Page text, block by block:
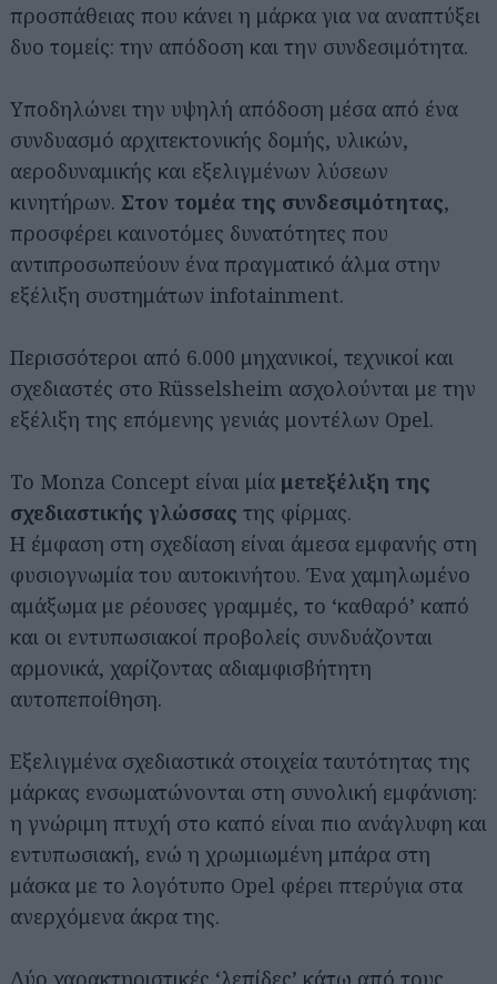
προσπάθειας που κάνει η μάρκα για να αναπτύξει
δυο τομείς: την απόδοση και την συνδεσιμότητα.
Υποδηλώνει την υψηλή απόδοση μέσα από ένα
συνδυασμό αρχιτεκτονικής δομής, υλικών,
αεροδυναμικής και εξελιγμένων λύσεων
κινητήρων. Στον τομέα της συνδεσιμότητας,
προσφέρει καινοτόμες δυνατότητες που
αντιπροσωπεύουν ένα πραγματικό άλμα στην
εξέλιξη συστημάτων infotainment.
Περισσότεροι από 6.000 μηχανικοί, τεχνικοί και
σχεδιαστές στο Rüsselsheim ασχολούνται με την
εξέλιξη της επόμενης γενιάς μοντέλων Opel.
Το Monza Concept είναι μία μετεξέλιξη της
σχεδιαστικής γλώσσας της φίρμας.
Η έμφαση στη σχεδίαση είναι άμεσα εμφανής στη
φυσιογνωμία του αυτοκινήτου. Ένα χαμηλωμένο
αμάξωμα με ρέουσες γραμμές, το ‘καθαρό’ καπό
και οι εντυπωσιακοί προβολείς συνδυάζονται
αρμονικά, χαρίζοντας αδιαμφισβήτητη
αυτοπεποίθηση.
Εξελιγμένα σχεδιαστικά στοιχεία ταυτότητας της
μάρκας ενσωματώνονται στη συνολική εμφάνιση:
η γνώριμη πτυχή στο καπό είναι πιο ανάγλυφη και
εντυπωσιακή, ενώ η χρωμιωμένη μπάρα στη
μάσκα με το λογότυπο Opel φέρει πτερύγια στα
ανερχόμενα άκρα της.
Δύο χαρακτηριστικές ‘λεπίδες’ κάτω από τους